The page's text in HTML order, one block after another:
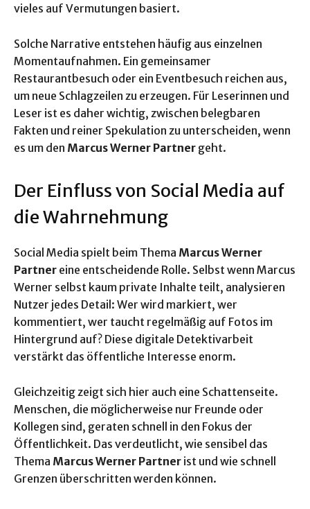
vieles auf Vermutungen basiert.
Solche Narrative entstehen häufig aus einzelnen
Momentaufnahmen. Ein gemeinsamer
Restaurantbesuch oder ein Eventbesuch reichen aus,
um neue Schlagzeilen zu erzeugen. Für Leserinnen und
Leser ist es daher wichtig, zwischen belegbaren
Fakten und reiner Spekulation zu unterscheiden, wenn
es um den Marcus Werner Partner geht.
Der Einfluss von Social Media auf
die Wahrnehmung
Social Media spielt beim Thema Marcus Werner
Partner eine entscheidende Rolle. Selbst wenn Marcus
Werner selbst kaum private Inhalte teilt, analysieren
Nutzer jedes Detail: Wer wird markiert, wer
kommentiert, wer taucht regelmäßig auf Fotos im
Hintergrund auf? Diese digitale Detektivarbeit
verstärkt das öffentliche Interesse enorm.
Gleichzeitig zeigt sich hier auch eine Schattenseite.
Menschen, die möglicherweise nur Freunde oder
Kollegen sind, geraten schnell in den Fokus der
Öffentlichkeit. Das verdeutlicht, wie sensibel das
Thema Marcus Werner Partner ist und wie schnell
Grenzen überschritten werden können.